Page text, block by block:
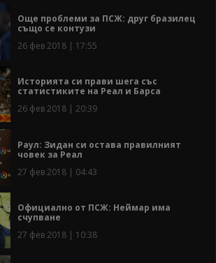
Още проблеми за ПСЖ: друг бразилец
също се контузи
26 фев 2018 | 17:55
Историята си прави шега със
статистиките на Реал и Барса
26 фев 2018 | 20:39
Раул: Зидан си остава правилният
човек за Реал
27 фев 2018 | 04:43
Официално от ПСЖ: Неймар има
счупване
27 фев 2018 | 10:38